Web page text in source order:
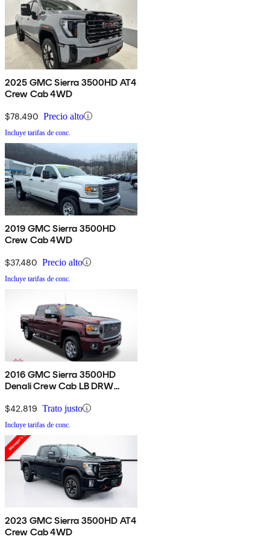
2025 GMC Sierra 3500HD AT4
Crew Cab 4WD
$78,490 Precio alto
Incluye tarifas de conc.
2019 GMC Sierra 3500HD
Crew Cab 4WD
$37,480 Precio alto
Incluye tarifas de conc.
2016 GMC Sierra 3500HD
Denali Crew Cab LB DRW
$42,819 Trato justo
Incluye tarifas de conc.
2023 GMC Sierra 3500HD AT4
Crew Cab 4WD